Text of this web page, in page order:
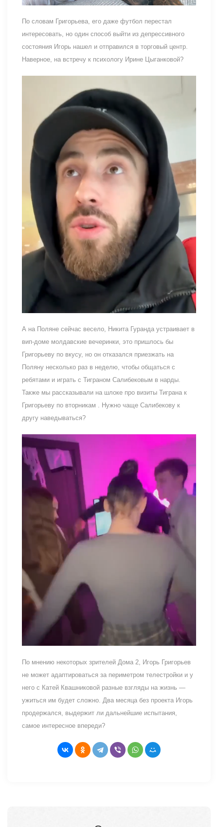
По словам Григорьева, его даже футбол перестал
интересовать, но один способ выйти из депрессивного
состояния Игорь нашел и отправился в торговый центр.
Наверное, на встречу к психологу Ирине Цыганковой?
А на Поляне сейчас весело, Никита Гуранда устраивает в
вип-доме молдавские вечеринки, это пришлось бы
Григорьеву по вкусу, но он отказался приезжать на
Поляну несколько раз в неделю, чтобы общаться с
ребятами и играть с Тиграном Салибековым в нарды.
Также мы рассказывали на шлоке про визиты Тиграна к
Григорьеву по вторникам . Нужно чаще Салибекову к
другу наведываться?
По мнению некоторых зрителей Дома 2, Игорь Григорьев
не может адаптироваться за периметром телестройки и у
него с Катей Квашниковой разные взгляды на жизнь —
ужиться им будет сложно. Два месяца без проекта Игорь
продержался, выдержит ли дальнейшие испытания,
самое интересное впереди?